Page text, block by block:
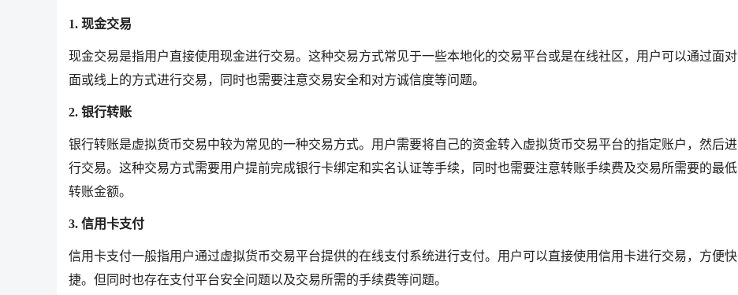
1. 现金交易
现金交易是指用户直接使用现金进行交易。这种交易方式常见于一些本地化的交易平台或是在线社区，用户可以通过面对
面或线上的方式进行交易，同时也需要注意交易安全和对方诚信度等问题。
2. 银行转账
银行转账是虚拟货币交易中较为常见的一种交易方式。用户需要将自己的资金转入虚拟货币交易平台的指定账户，然后进
行交易。这种交易方式需要用户提前完成银行卡绑定和实名认证等手续，同时也需要注意转账手续费及交易所需要的最低
转账金额。
3. 信用卡支付
信用卡支付一般指用户通过虚拟货币交易平台提供的在线支付系统进行支付。用户可以直接使用信用卡进行交易，方便快
捷。但同时也存在支付平台安全问题以及交易所需的手续费等问题。